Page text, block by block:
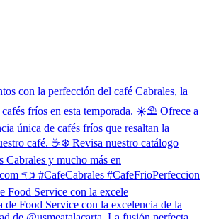
Food Service con la excele